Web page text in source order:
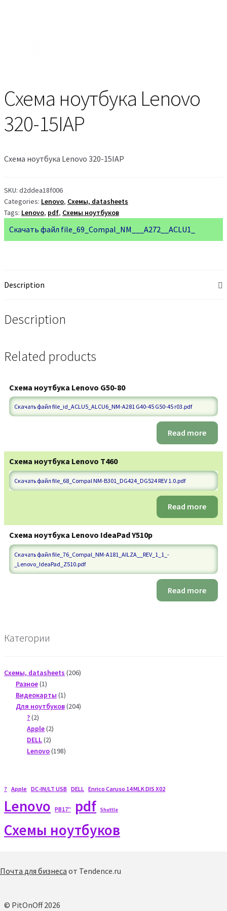
Схема ноутбука Lenovo
320-15IAP
Схема ноутбука Lenovo 320-15IAP
SKU: d2ddea18f006
Categories: Lenovo, Схемы, datasheets
Tags: Lenovo, pdf, Схемы ноутбуков
Скачать файл file_69_Compal_NM___A272__ACLU1_
Description
Description
Related products
Схема ноутбука Lenovo G50-80
Скачать файл file_id_ACLU5_ALCU6_NM-A281 G40-45 G50-45 r03.pdf
Read more
Схема ноутбука Lenovo T460
Скачать файл file_68_Compal NM-B301_DG424_DG524 REV 1.0.pdf
Read more
Схема ноутбука Lenovo IdeaPad Y510p
Скачать файл file_76_Compal_NM-A181_AILZA__REV_1_1_-
_Lenovo_IdeaPad_Z510.pdf
Read more
Категории
Схемы, datasheets 206206
Разное 11
product
Видеокарты 11
product
Для ноутбуков 204204
? 22
products
Apple 22
DELL 22
products
Lenovo 198198
? Apple DC-IN/LT USB DELL Enrico Caruso 14 MLK DIS X02
Lenovo PB17" pdf Shuttle
Схемы ноутбуков
Почта для бизнеса от Tendence.ru
© PitOnOff 2026